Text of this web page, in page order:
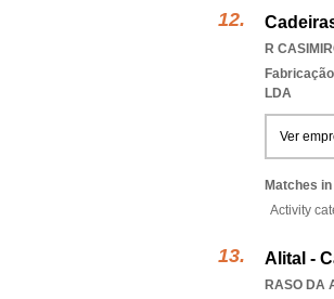
R
LDA
Ver
Matches
Activity
Alital -
RASO DA